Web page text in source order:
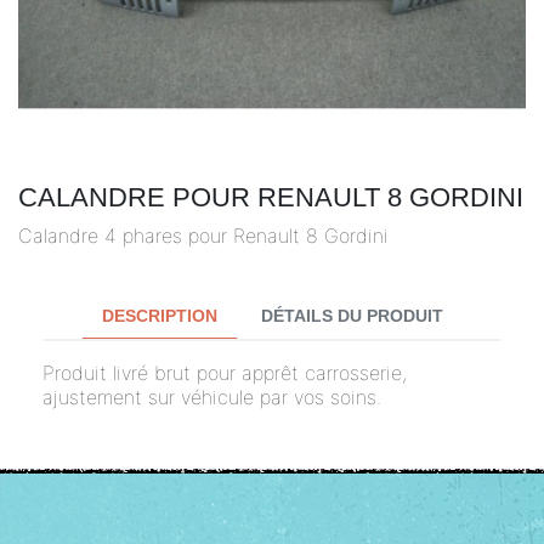
CALANDRE POUR RENAULT 8 GORDINI
Calandre 4 phares pour Renault 8 Gordini
DESCRIPTION DÉTAILS DU PRODUIT
Produit livré brut pour apprêt carrosserie,
ajustement sur véhicule par vos soins.